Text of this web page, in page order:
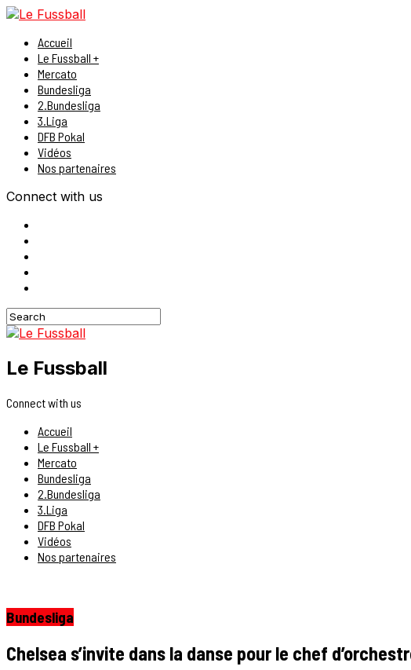
Accueil
Le Fussball +
Mercato
Bundesliga
2.Bundesliga
3.Liga
DFB Pokal
Vidéos
Nos partenaires
Connect with us
Le Fussball
Connect with us
Accueil
Le Fussball +
Mercato
Bundesliga
2.Bundesliga
3.Liga
DFB Pokal
Vidéos
Nos partenaires
Bundesliga
Chelsea s’invite dans la danse pour le chef